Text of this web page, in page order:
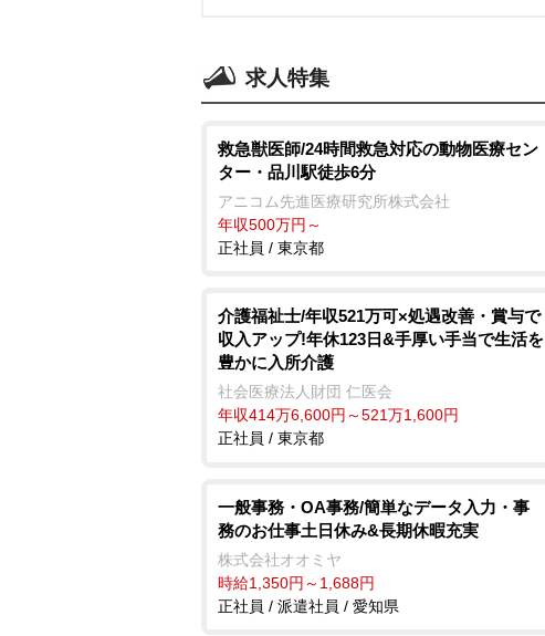
求人特集
救急獣医師/24時間救急対応の動物医療セン
ター・品川駅徒歩6分
アニコム先進医療研究所株式会社
年収500万円～
正社員 / 東京都
介護福祉士/年収521万可×処遇改善・賞与で
収入アップ!年休123日&手厚い手当で生活を
豊かに入所介護
社会医療法人財団 仁医会
年収414万6,600円～521万1,600円
正社員 / 東京都
一般事務・OA事務/簡単なデータ入力・事
務のお仕事土日休み&長期休暇充実
株式会社オオミヤ
時給1,350円～1,688円
正社員 / 派遣社員 / 愛知県